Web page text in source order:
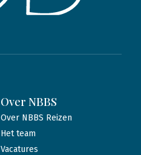
Over NBBS
Over NBBS Reizen
Het team
Vacatures